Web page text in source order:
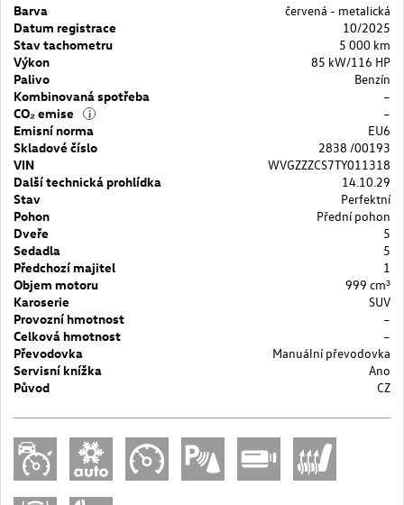
Barva
červená - metalická
Datum registrace
10/2025
Stav tachometru
5 000 km
Výkon
85 kW/116 HP
Palivo
Benzín
Kombinovaná spotřeba
–
CO₂ emise
i
–
Emisní norma
EU6
Skladové číslo
2838 /00193
VIN
WVGZZZCS7TY011318
Další technická prohlídka
14.10.29
Stav
Perfektní
Pohon
Přední pohon
Dveře
5
Sedadla
5
Předchozí majitel
1
Objem motoru
999 cm³
Karoserie
SUV
Provozní hmotnost
–
Celková hmotnost
–
Převodovka
Manuální převodovka
Servisní knížka
Ano
Původ
CZ